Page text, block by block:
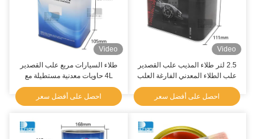
Video
2.5 لتر طلاء المذيب علب القصدير
علب الطلاء المعدني الفارغة العلب
التعبئة المعاد تدويرها
احصل على أفضل سعر
Video
طلاء السيارات مربع علب القصدير
4L حاويات معدنية مستطيلة مع
أغطية
احصل على أفضل سعر